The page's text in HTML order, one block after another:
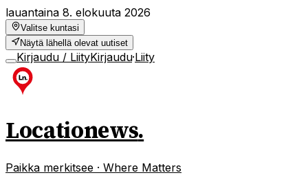
lauantaina 8. elokuuta 2026
Valitse kuntasi
Näytä lähellä olevat uutiset
Kirjaudu / LiityKirjaudu·Liity
Locationews.
Paikka merkitsee · Where Matters